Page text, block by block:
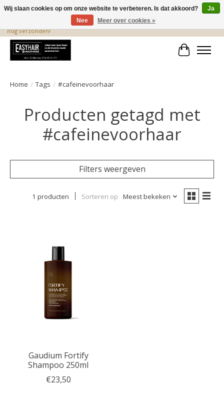
De beste produkten staan hier! Voor 15.00 uur besteld, wordt dezelfde dag
nog verzonden!
Home / Tags / #cafeinevoorhaar
Producten getagd met
#cafeinevoorhaar
Filters weergeven
1 producten Sorteren op Meest bekeken
Gaudium Fortify
Shampoo 250ml
€23,50
Wij slaan cookies op om onze website te verbeteren. Is dat akkoord?
Ja
Nee
Meer over cookies »